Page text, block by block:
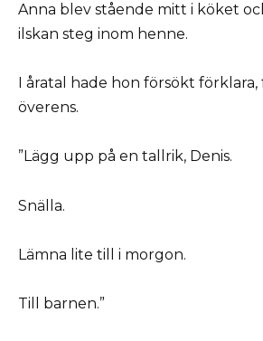
Anna blev stående mitt i köket
ilskan steg inom henne.
I åratal hade hon försökt
överens.
”Lägg upp på en tallrik, Denis.
Snälla.
Lämna lite till i morgon.
Till barnen.”